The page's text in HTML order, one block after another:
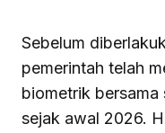
Sebelum
pemerintah telah
biometrik bersama
sejak awal 2026.